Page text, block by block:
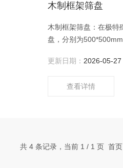
木制框架筛盘
木制框架筛盘：在极特
盘，分别为
更新日期： 2026-05-27
查看详情
共 4 条记录，当前 1 / 1 页 首